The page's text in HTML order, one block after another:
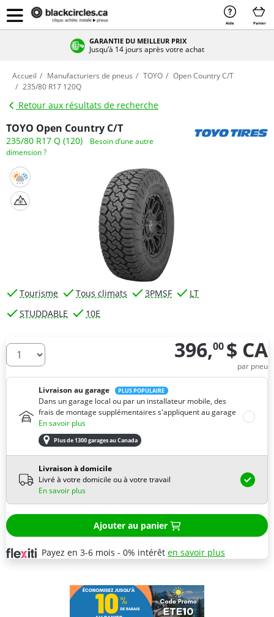
Aide Panier
GARANTIE DU MEILLEUR PRIX
Jusqu’à 14 jours après votre achat
Accueil Manufacturiers de pneus TOYO
Open Country C/T
235/80 R17 120Q
Retour aux résultats de recherche
TOYO Open Country C/T
235/80 R17 Q (120)
Besoin d’une autre
dimension ?
Tourisme Tous climats 3PMSF
LT
STUDDABLE
10E
De combien de pneus avez-vous besoin ? 396,00 $ CA
par pneu
Livraison au garage PLUS POPULAIRE
Dans un garage local ou par un installateur mobile, des
frais de montage supplémentaires s'appliquent au garage
En savoir plus
Plus de 1300 garages au Canada
Livraison à domicile
Livré à votre domicile ou à votre travail
En savoir plus
Ajouter au panier
Payez en 3-6 mois - 0% intérêt en savoir plus